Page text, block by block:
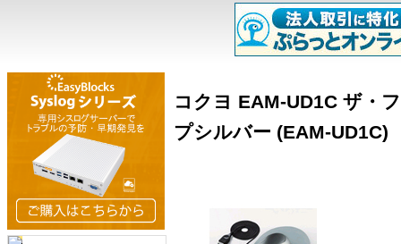
コクヨ EAM-UD1C ザ・
プシルバー (EAM-UD1C)